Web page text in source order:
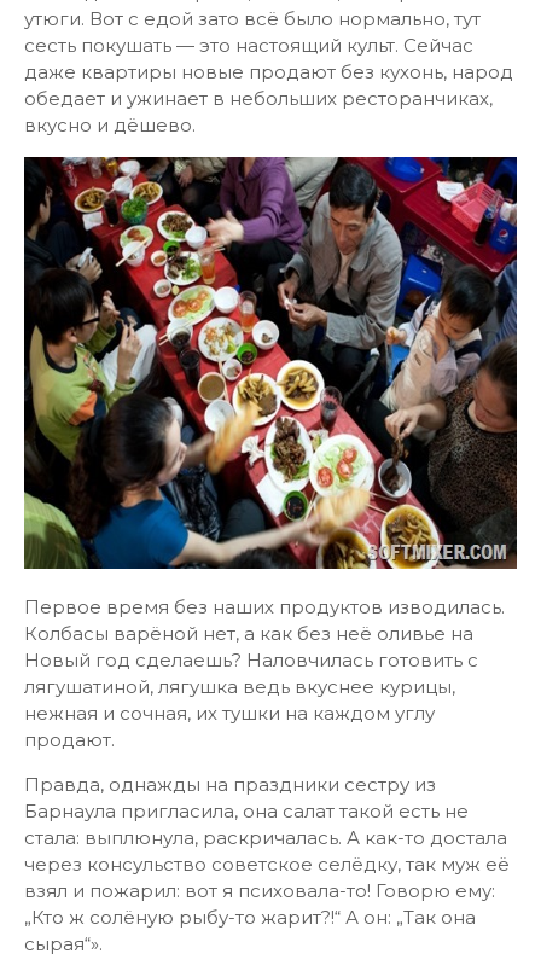
утюги. Вот с едой зато всё было нормально, тут
сесть покушать — это настоящий культ. Сейчас
даже квартиры новые продают без кухонь, народ
обедает и ужинает в небольших ресторанчиках,
вкусно и дёшево.
Первое время без наших продуктов изводилась.
Колбасы варёной нет, а как без неё оливье на
Новый год сделаешь? Наловчилась готовить с
лягушатиной, лягушка ведь вкуснее курицы,
нежная и сочная, их тушки на каждом углу
продают.
Правда, однажды на праздники сестру из
Барнаула пригласила, она салат такой есть не
стала: выплюнула, раскричалась. А как-то достала
через консульство советское селёдку, так муж её
взял и пожарил: вот я психовала-то! Говорю ему:
„Кто ж солёную рыбу-то жарит?!“ А он: „Так она
сырая“».